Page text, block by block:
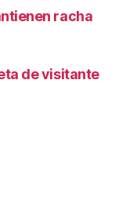
racha
de visitante